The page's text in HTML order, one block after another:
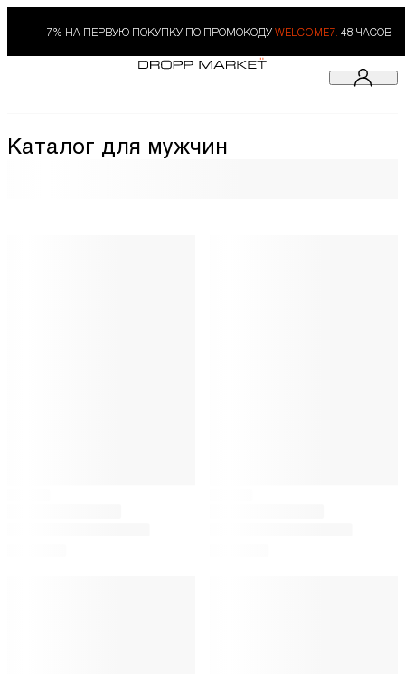
-7% НА ПЕРВУЮ ПОКУПКУ ПО ПРОМОКОДУ WELCOME7. 48 ЧАСОВ
Каталог для мужчин